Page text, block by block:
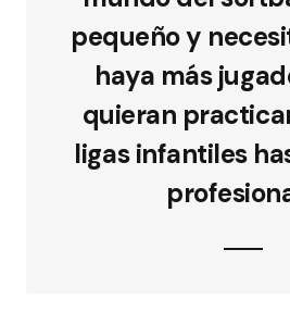
pequeño y
haya más
quieran
ligas infantiles